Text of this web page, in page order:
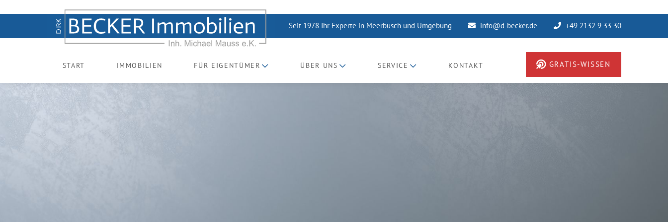
Seit 1978 Ihr Experte in Meerbusch und Umgebung info@d-becker.de +49 2132 9 33 30
START IMMOBILIEN FÜR EIGENTÜMER ÜBER UNS SERVICE KONTAKT GRATIS-WISSEN